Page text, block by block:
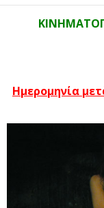
Ημερομηνία